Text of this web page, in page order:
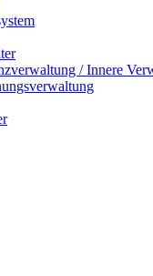
/ Innere